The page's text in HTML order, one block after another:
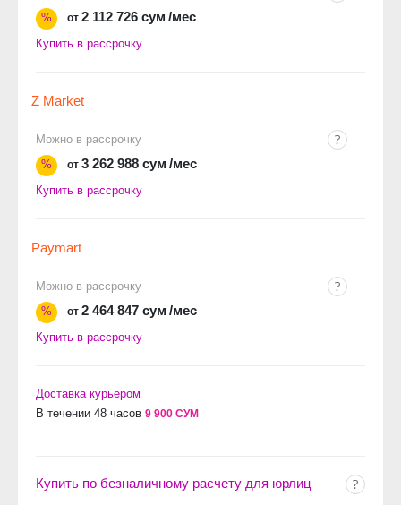
%
от 2 112 726 сум /мес
Купить в рассрочку
Z Market
Можно в рассрочку
%
от 3 262 988 сум /мес
Купить в рассрочку
Paymart
Можно в рассрочку
%
от 2 464 847 сум /мес
Купить в рассрочку
Доставка курьером
В течении 48 часов 9 900 СУМ
Купить по безналичному расчету для юрлиц